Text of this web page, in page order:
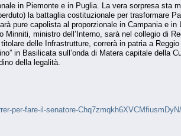
in Piemonte e in Puglia. La vera sorpresa sta
la battaglia costituzionale per trasformare
pure capolista al proporzionale in Campania e
ministro dell’Interno, sarà nel collegio di
delle Infrastrutture, correrà in patria a
in Basilicata sull’onda di Matera capitale della
della legalità.
per-fare-il-senatore-